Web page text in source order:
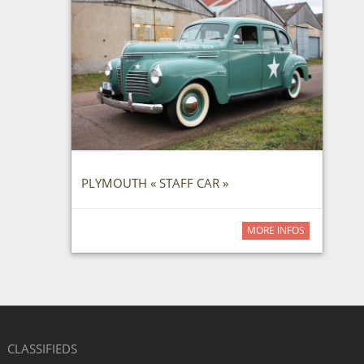
PLYMOUTH « STAFF CAR »
MORE INFOS
CLASSIFIEDS